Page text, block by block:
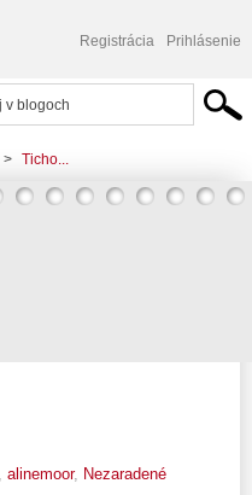
Registrácia Prihlásenie
> Ticho...
alinemoor, Nezaradené